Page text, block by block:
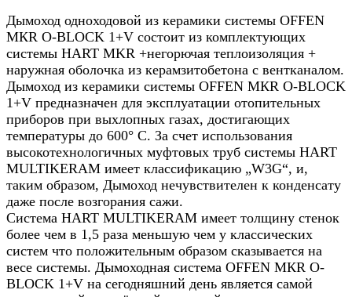
Дымоход одноходовой из керамики системы OFFEN
МКR O-BLOCK 1+V состоит из комплектующих
системы HART MKR +негорючая теплоизоляция +
наружная оболочка из керамзитобетона с вентканалом.
Дымоход из керамики системы OFFEN МКR O-BLOCK
1+V предназначен для эксплуатации отопительных
приборов при выхлопных газах, достигающих
температуры до 600° C. За счет использования
высокотехнологичных муфтовых труб системы HART
MULTIKERAM имеет классификацию „W3G“, и,
таким образом, Дымоход нечувствителен к конденсату
даже после возгорания сажи.
Система HART MULTIKERAM имеет толщину стенок
более чем в 1,5 раза меньшую чем у классических
систем что положительным образом сказывается на
весе системы. Дымоходная система OFFEN МКR O-
BLOCK 1+V на сегодняшний день является самой